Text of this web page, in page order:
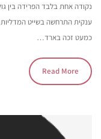
ענקית התרחשה בשייט המדליות
כמעט זכה בארד…
Read More